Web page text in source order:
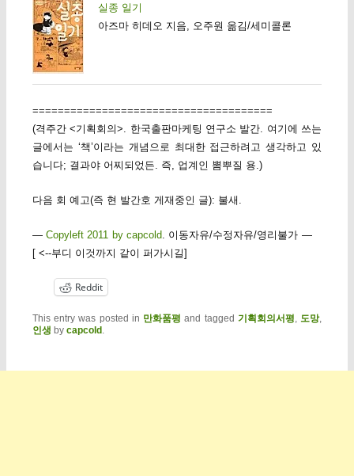
실종 일기
아즈마 히데오 지음, 오주원 옮김/세미콜론
======================================
(격주간 <기획회의>. 한국출판마케팅 연구소 발간. 여기에 쓰는
글에서는 ‘책’이라는 개념으로 최대한 접근하려고 생각하고 있
습니다; 결과야 어찌되었든. 즉, 업계인 뽐뿌질 용.)
다음 회 예고(즉 현 발간호 게재중인 글): 불새.
— Copyleft 2011 by capcold. 이동자유/수정자유/영리불가 —
[ <--부디 이것까지 같이 퍼가시길]
Reddit
This entry was posted in 만화품평 and tagged기획회의서평,도망,
인생 by capcold .